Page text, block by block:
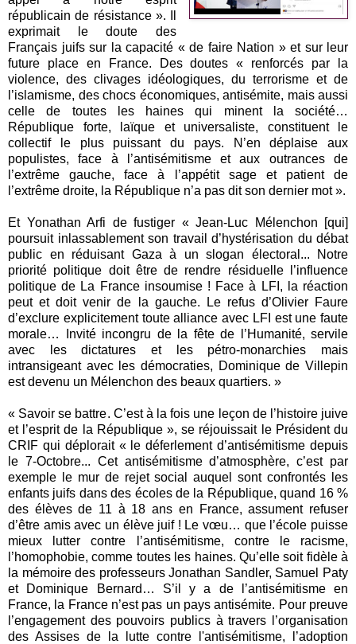
républicain de résistance ». Il
exprimait le doute des
Français juifs sur la capacité « de faire Nation » et sur leur
future place en France. Des doutes « renforcés par la
violence, des clivages idéologiques, du terrorisme et de
l’islamisme, des chocs économiques, antisémite, mais aussi
celle de toutes les haines qui minent la société…
République forte, laïque et universaliste, constituent le
collectif le plus puissant du pays. N’en déplaise aux
populistes, face à l’antisémitisme et aux outrances de
l’extrême gauche, face à l’appétit sage et patient de
l’extrême droite, la République n’a pas dit son dernier mot ».
Et Yonathan Arfi de fustiger « Jean-Luc Mélenchon [qui]
poursuit inlassablement son travail d’hystérisation du débat
public en réduisant Gaza à un slogan électoral... Notre
priorité politique doit être de rendre résiduelle l’influence
politique de La France insoumise ! Face à LFI, la réaction
peut et doit venir de la gauche. Le refus d’Olivier Faure
d’exclure explicitement toute alliance avec LFI est une faute
morale… Invité incongru de la fête de l’Humanité, servile
avec les dictatures et les pétro-monarchies mais
intransigeant avec les démocraties, Dominique de Villepin
est devenu un Mélenchon des beaux quartiers. »
« Savoir se battre. C’est à la fois une leçon de l’histoire juive
et l’esprit de la République », se réjouissait le Président du
CRIF qui déplorait « le déferlement d’antisémitisme depuis
le 7-Octobre... Cet antisémitisme d’atmosphère, c’est par
exemple le mur de rejet social auquel sont confrontés les
enfants juifs dans des écoles de la République, quand 16 %
des élèves de 11 à 18 ans en France, assument refuser
d’être amis avec un élève juif ! Le vœu… que l’école puisse
mieux lutter contre l’antisémitisme, contre le racisme,
l’homophobie, comme toutes les haines. Qu’elle soit fidèle à
la mémoire des professeurs Jonathan Sandler, Samuel Paty
et Dominique Bernard… S’il y a de l’antisémitisme en
France, la France n’est pas un pays antisémite. Pour preuve
l’engagement des pouvoirs publics à travers l’organisation
des Assises de la lutte contre l'antisémitisme, l’adoption